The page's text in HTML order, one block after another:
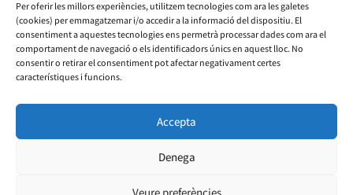
Per oferir les millors experiències, utilitzem tecnologies com ara les galetes
(cookies) per emmagatzemar i/o accedir a la informació del dispositiu. El
consentiment a aquestes tecnologies ens permetrà processar dades com ara el
comportament de navegació o els identificadors únics en aquest lloc. No
consentir o retirar el consentiment pot afectar negativament certes
característiques i funcions.
Accepta
Denega
Veure preferències